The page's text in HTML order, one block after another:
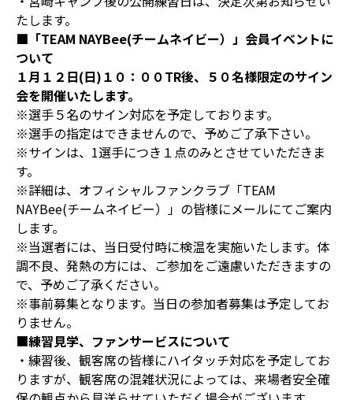
たします。
■「TEAM NAYBee(チームネイビー）」会員イベントに
ついて
１月１２日(日)１０：００TR後、５０名様限定のサイン
会を開催いたします。
※選手５名のサイン対応を予定しております。
※選手の指定はできませんので、予めご了承下さい。
※サインは、1選手につき１点のみとさせていただきま
す。
※詳細は、オフィシャルファンクラブ「TEAM
NAYBee(チームネイビー）」の皆様にメールにてご案内
します。
※当選者には、当日受付時に検温を実施いたします。体
調不良、発熱の方には、ご参加をご遠慮いただきますの
で、予めご了承ください。
※事前募集となります。当日の参加者募集は予定してお
りません。
■練習見学、ファンサービスについて
・練習後、観客席の皆様にハイタッチ対応を予定してお
りますが、観客席の混雑状況によっては、来場者安全確